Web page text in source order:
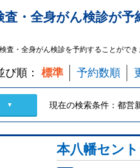
査・全身がん検診が予
査・全身がん検診を予約することがで
び順： 標準 予約数順
▼ 現在の検索条件： 都営
本八幡セン